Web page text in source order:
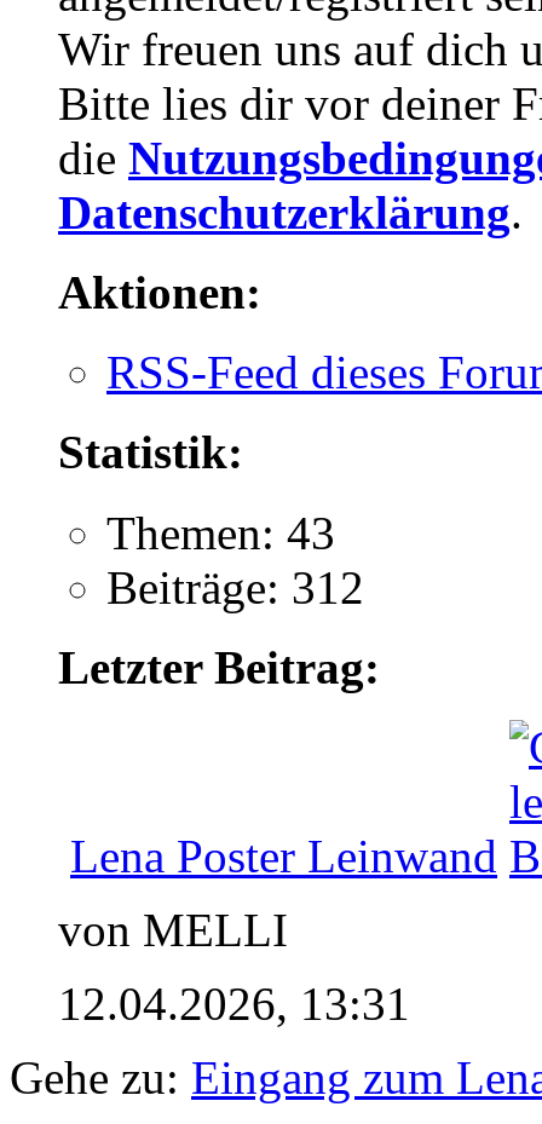
Wir freuen uns auf dich
Bitte lies dir vor deiner
die
Datenschutzerklärung.
Aktionen:
RSS-Feed dieses
Statistik:
Themen: 43
Beiträge: 312
Letzter Beitrag:
Lena Poster Leinwand
von MELLI
12.04.2026, 13:31
Gehe zu: Eingang zum